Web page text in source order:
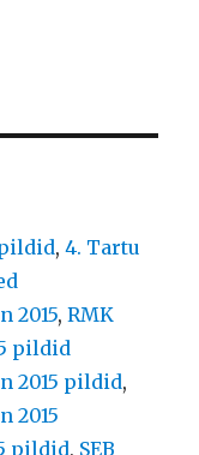
,4. Tartu
2015,RMK
pildid
2015 pildid,
2015
pildid, SEB